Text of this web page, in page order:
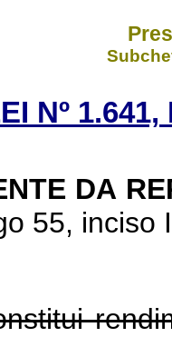
Nº
DA
55, inciso